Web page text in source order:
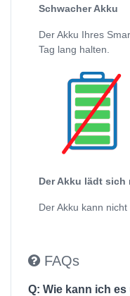
Schwacher Akku
Der Akku Ihres
Tag lang halten.
Der Akku lädt sich
Der Akku kann
FAQs
Q: Wie kann ich